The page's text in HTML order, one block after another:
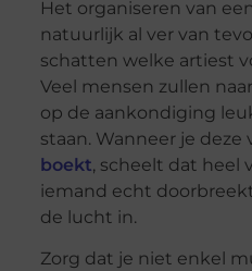
Het organiseren van
natuurlijk al ver van
schatten welke artiest
Veel mensen zullen
op de aankondiging
staan. Wanneer je deze
boekt, scheelt dat heel
iemand echt
de lucht in.
Zorg dat je niet enkel